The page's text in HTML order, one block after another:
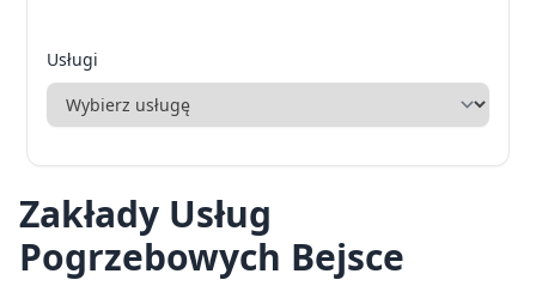
Usługi
Zakłady Usług
Pogrzebowych Bejsce